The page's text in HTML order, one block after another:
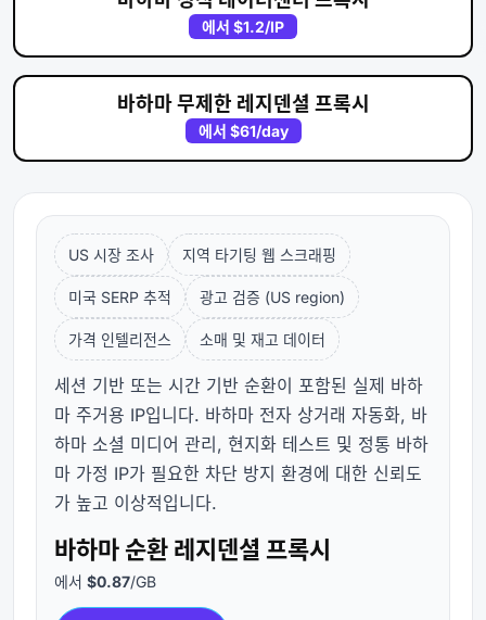
에서 $1.2/IP
바하마 무제한 레지덴셜 프록시
에서 $61/day
US 시장 조사 지역 타기팅 웹 스크래핑
미국 SERP 추적 광고 검증 (US region)
가격 인텔리전스 소매 및 재고 데이터
세션 기반 또는 시간 기반 순환이 포함된 실제 바하
마 주거용 IP입니다. 바하마 전자 상거래 자동화, 바
하마 소셜 미디어 관리, 현지화 테스트 및 정통 바하
마 가정 IP가 필요한 차단 방지 환경에 대한 신뢰도
가 높고 이상적입니다.
바하마 순환 레지덴셜 프록시
에서 $0.87/GB